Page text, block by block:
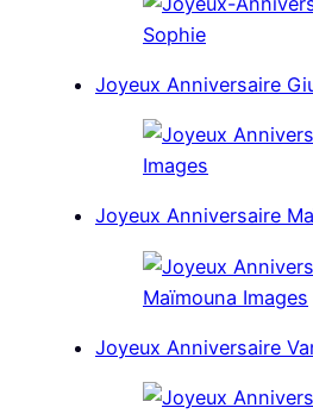
Joyeux Anniversaire
Joyeux Anniversaire
Joyeux Anniversaire